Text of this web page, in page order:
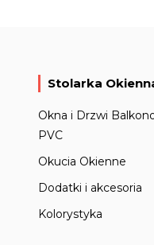
Stolarka
Okna i Drzwi
PVC
Okucia Okienne
Dodatki i akcesoria
Kolorystyka